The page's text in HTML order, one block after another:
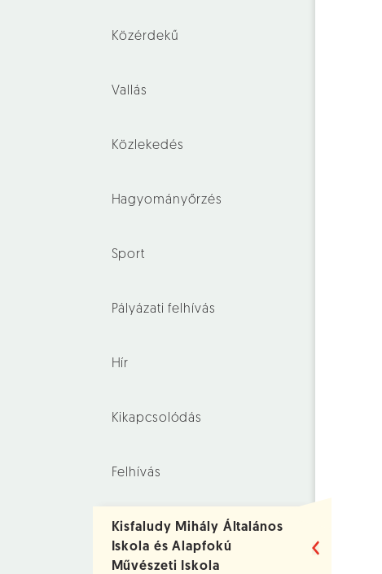
Közérdekű
Vallás
Közlekedés
Hagyományőrzés
Sport
Pályázati felhívás
Hír
Kikapcsolódás
Felhívás
Kisfaludy Mihály Általános
Iskola és Alapfokú
Művészeti Iskola